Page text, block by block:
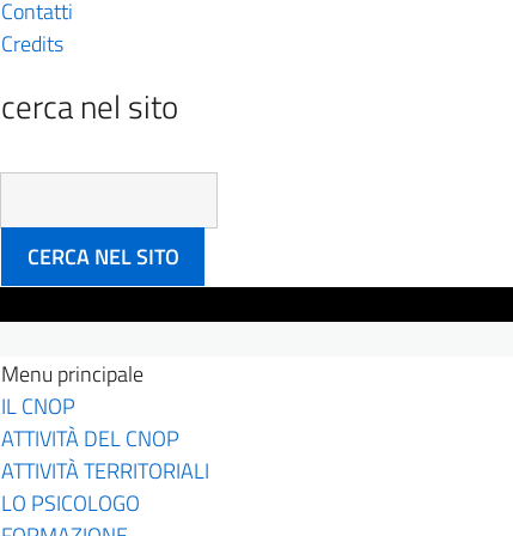
Contatti
Credits
cerca nel sito
Menu principale
IL CNOP
ATTIVITÀ DEL CNOP
ATTIVITÀ TERRITORIALI
LO PSICOLOGO